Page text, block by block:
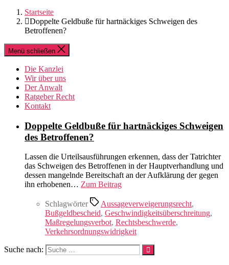
Startseite
Doppelte Geldbuße für hartnäckiges Schweigen des
Betroffenen?
Menü schließen
Die Kanzlei
Wir über uns
Der Anwalt
Ratgeber Recht
Kontakt
Doppelte Geldbuße für hartnäckiges Schweigen
des Betroffenen?
Lassen die Urteilsausführungen erkennen, dass der Tatrichter
das Schweigen des Betroffenen in der Hauptverhandlung und
dessen mangelnde Bereitschaft an der Aufklärung der gegen
ihn erhobenen… Zum Beitrag
Schlagwörter Aussageverweigerungsrecht,
Bußgeldbescheid, Geschwindigkeitsüberschreitung,
Maßregelungsverbot, Rechtsbeschwerde,
Verkehrsordnungswidrigkeit
Suche nach: